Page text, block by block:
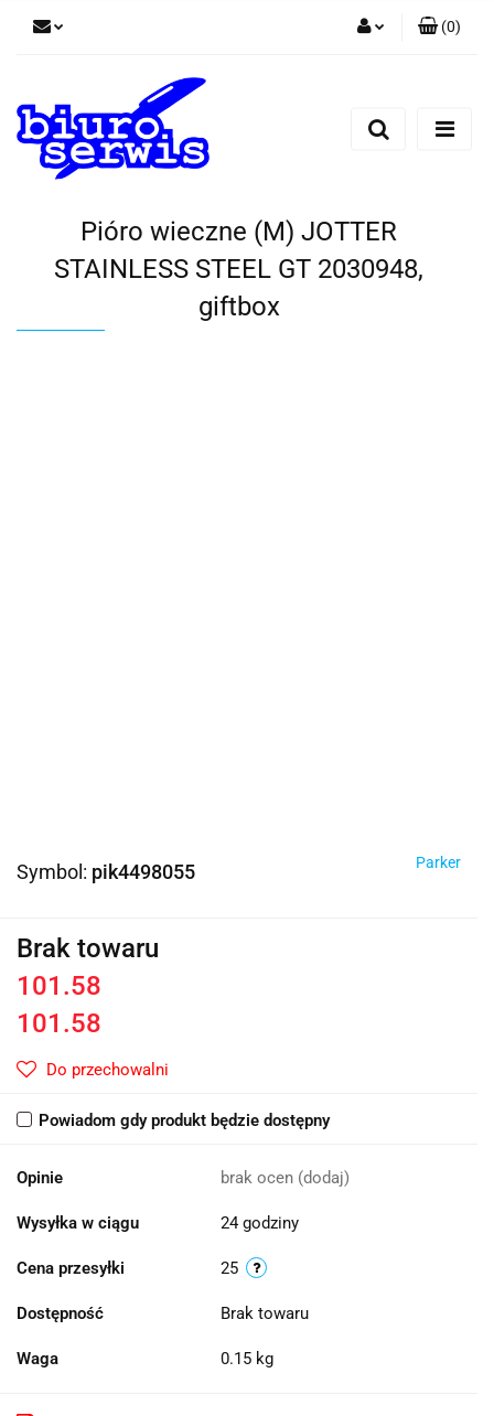
Zarejestruj się
(0)
Pióro wieczne (M) JOTTER
STAINLESS STEEL GT 2030948,
giftbox
Symbol: pik4498055 Parker
Brak towaru
101.58
101.58
Do przechowalni
Powiadom gdy produkt będzie dostępny
Opinie brak ocen (dodaj)
Wysyłka w ciągu 24 godziny
Cena przesyłki 25
Dostępność Brak towaru
Waga 0.15 kg